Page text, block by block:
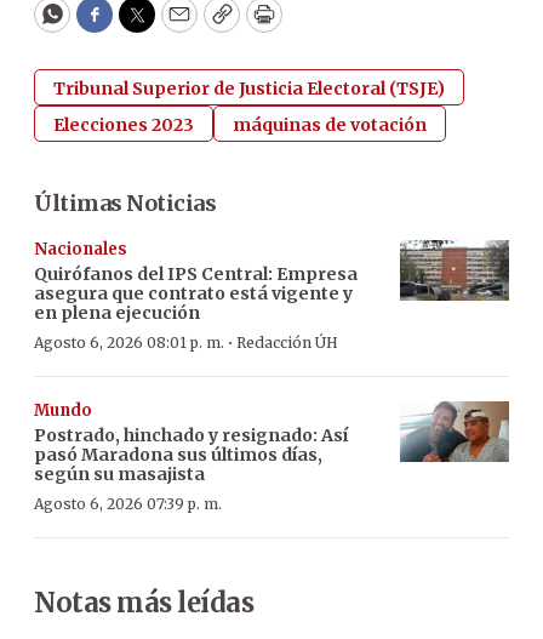
WhatsApp
Facebook
Twitter
EmailCopyPrint
Tribunal Superior de Justicia Electoral (TSJE)
Elecciones 2023
máquinas de votación
Últimas Noticias
Nacionales
Quirófanos del IPS Central: Empresa
asegura que contrato está vigente y
en plena ejecución
Agosto 6, 2026 08:01 p. m. · Redacción ÚH
Mundo
Postrado, hinchado y resignado: Así
pasó Maradona sus últimos días,
según su masajista
Agosto 6, 2026 07:39 p. m.
Notas más leídas